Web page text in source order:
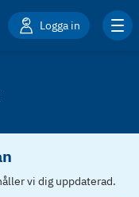
Logga in
vi dig uppdaterad.